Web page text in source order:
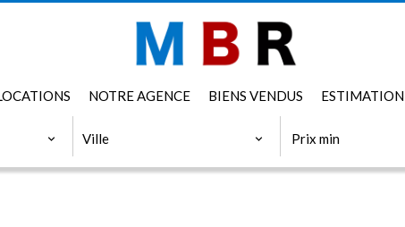
NOTRE AGENCE BIENS VENDUS ESTIMATION
Ville